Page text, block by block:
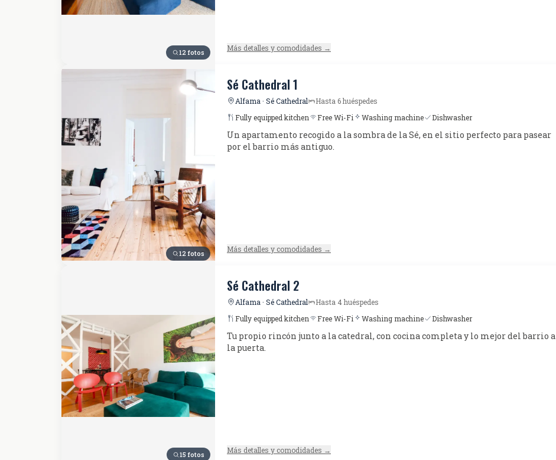
12 fotos Más detalles y comodidades →
12 fotos
Sé Cathedral 1
Alfama · Sé Cathedral
Hasta 6 huéspedes
Fully equipped kitchen
Free Wi-Fi Washing machine Dishwasher
Un apartamento recogido a la sombra de la Sé, en el sitio perfecto para pasear
por el barrio más antiguo.
Más detalles y comodidades →
15 fotos
Sé Cathedral 2
Alfama · Sé Cathedral
Hasta 4 huéspedes
Fully equipped kitchen
Free Wi-Fi Washing machine Dishwasher
Tu propio rincón junto a la catedral, con cocina completa y lo mejor del barrio a
la puerta.
Más detalles y comodidades →